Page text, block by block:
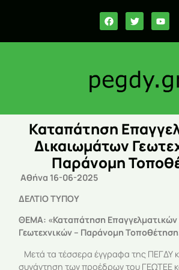
Καταπάτηση
Δικαιωμάτων
Παράνομη
Αθήνα 16-06-2025
ΔΕΛΤΙΟ ΤΥΠΟΥ
ΘΕΜΑ: «Καταπάτηση
Γεωτεχνικών – Παράνομη
Μετά τα τέσσερα έγγραφα της ΠΕΓΔΥ
συνάντηση των προέδρων του ΓΕΩΤΕΕ